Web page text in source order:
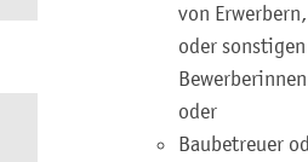
von
oder
oder
Baubetreuer